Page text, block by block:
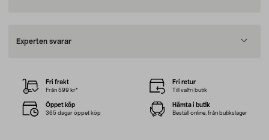
Experten svarar
Fri frakt
Från 599 kr*
Fri retur
Till valfri butik
Öppet köp
365 dagar öppet köp
Hämta i butik
Beställ online, från butikslager